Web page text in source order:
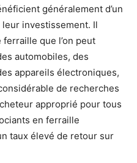
généralement d’un
investissement. Il
que l’on peut
automobiles, des
appareils électroniques,
de recherches
approprié pour tous
en ferraille
taux élevé de retour sur